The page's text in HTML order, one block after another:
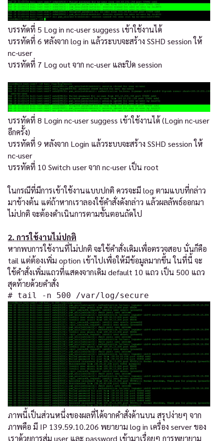
บรรทัดที่ 5 Log in nc-user suggess เข้าใช้งานได้
บรรทัดที่ 6 หลังจาก log in แล้วระบบจะสร้าง SSHD session ให้
nc-user
บรรทัดที่ 7 Log out จาก nc-user และปิด session
บรรทัดที่ 8 Login nc-user suggess เข้าใช้งานได้ (Login nc-user
อีกครั้ง)
บรรทัดที่ 9 หลังจาก Login แล้วระบบจะสร้าง SSHD session ให้
nc-user
บรรทัดที่ 10 Switch user จาก nc-user เป็น root
ในกรณีที่มีการเข้าใช้งานแบบปกติ ควรจะมี log ตามแบบที่กล่าว
มาข้างต้น แต่ถ้าหากเราลองใช้คำสั่งดังกล่าว แล้วผลลัพธ์ออกมา
ไม่ปกติ จะต้องดำเนินการตามขั้นตอนถัดไป
2. การใช้งานไม่ปกติ
หากพบการใช้งานที่ไม่ปกติ จะใช้คำสั่งเดิมเพื่อตรวจสอบ นั่นก็คือ
tail แต่ต้องเพิ่ม option เข้าไปเพื่อให้มีข้อมูลมากขึ้น ในที่นี้ จะ
ใช้คำสั่งเพิ่มแถวที่แสดงจากเดิม default 10 แถว เป็น 500 แถว
สุดท้ายด้วยคำสั่ง
# tail -n 500 /var/log/secure
ภาพนี้เป็นส่วนหนึ่งของผลที่ได้จากคำสั่งด้านบน สรุปง่ายๆ จาก
ภาพคือ มี IP 139.59.10.206 พยายาม log in เครื่อง server ของ
เราด้วยการสุ่ม user และ password เข้ามาเรื่อยๆ การพยายาม